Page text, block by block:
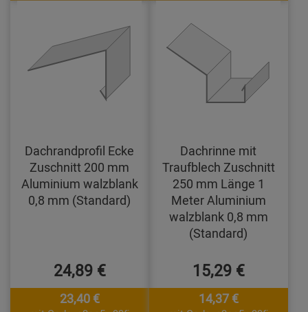
Dachrandprofil Ecke
Zuschnitt 200 mm
Aluminium walzblank
0,8 mm (Standard)
24,89 €
23,40 €
Dachrinne mit
Traufblech Zuschnitt
250 mm Länge 1
Meter Aluminium
walzblank 0,8 mm
(Standard)
15,29 €
14,37 €